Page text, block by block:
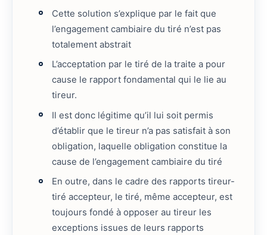
Cette solution s’explique par le fait que
l’engagement cambiaire du tiré n’est pas
totalement abstrait
L’acceptation par le tiré de la traite a pour
cause le rapport fondamental qui le lie au
tireur.
Il est donc légitime qu’il lui soit permis
d’établir que le tireur n’a pas satisfait à son
obligation, laquelle obligation constitue la
cause de l’engagement cambiaire du tiré
En outre, dans le cadre des rapports tireur-
tiré accepteur, le tiré, même accepteur, est
toujours fondé à opposer au tireur les
exceptions issues de leurs rapports